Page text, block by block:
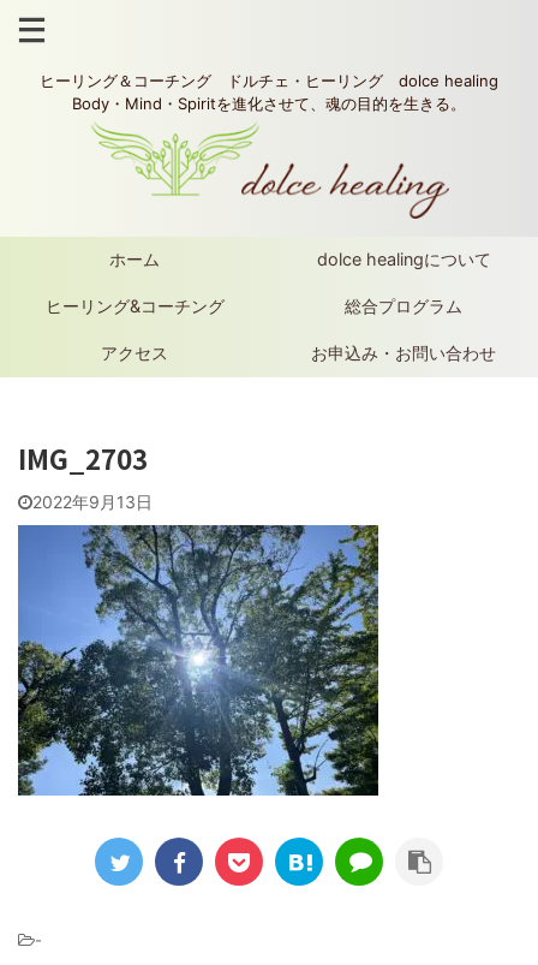
ヒーリング＆コーチング ドルチェ・ヒーリング dolce healing
Body・Mind・Spiritを進化させて、魂の目的を生きる。
ホーム dolce healingについて
ヒーリング&コーチング 総合プログラム
アクセス お申込み・お問い合わせ
IMG_2703
2022年9月13日
-